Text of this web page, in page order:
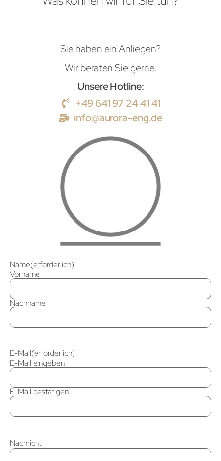
Sie haben ein Anliegen?
Wir beraten Sie gerne.
Unsere Hotline:
+49 641 97 24 41 41
info@aurora-eng.de
Name(erforderlich)
Vorname
Nachname
E-Mail(erforderlich)
E-Mail eingeben
E-Mail bestätigen
Nachricht